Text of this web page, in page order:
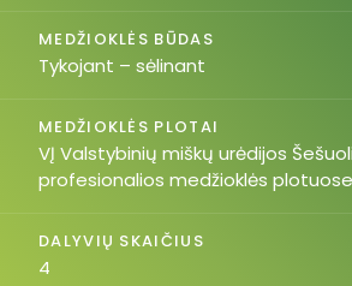
MEDŽIOKLĖS BŪDAS
Tykojant – sėlinant
MEDŽIOKLĖS PLOTAI
VĮ Valstybinių miškų urėdijos
profesionalios medžioklės
DALYVIŲ SKAIČIUS
4